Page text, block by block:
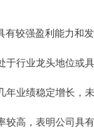
有较强盈利能力和
于行业龙头地位或
年业绩稳定增长，
较高，表明公司具